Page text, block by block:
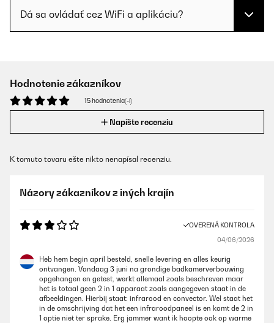
Dá sa ovládať cez WiFi a aplikáciu?
Hodnotenie zákazníkov
15 hodnotenia(-í)
Napíšte recenziu
K tomuto tovaru ešte nikto nenapísal recenziu.
Názory zákazníkov z iných krajín
OVERENÁ KONTROLA
04/06/2026
Heb hem begin april besteld, snelle levering en alles keurig
ontvangen. Vandaag 3 juni na grondige badkamerverbouwing
opgehangen en getest, werkt allemaal zoals beschreven maar
het is totaal geen 2 in 1 apparaat zoals aangegeven staat in de
afbeeldingen. Hierbij staat: infrarood en convector. Wel staat het
in de omschrijving dat het een infraroodpaneel is en komt de 2 in
1 optie niet ter sprake. Erg jammer want ik hoopte ook op warme